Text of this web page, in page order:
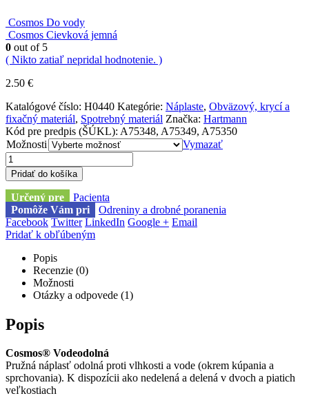
Cosmos Do vody
Cosmos Cievková jemná
0 out of 5
( Nikto zatiaľ nepridal hodnotenie. )
2.50 €
Katalógové číslo: H0440 Kategórie: Náplaste, Obväzový, krycí a
fixačný materiál, Spotrebný materiál Značka: Hartmann
Kód pre predpis (ŠÚKL): A75348, A75349, A75350
Možnosti
Vymazať
Pridať do košíka
Určený pre
Pacienta
Pomôže Vám pri
Odreniny a drobné poranenia
Facebook Twitter LinkedIn Google + Email
Pridať k obľúbeným
Popis
Recenzie (0)
Možnosti
Otázky a odpovede (1)
Popis
Cosmos® Vodeodolná
Pružná náplasť odolná proti vlhkosti a vode (okrem kúpania a
sprchovania). K dispozícii ako nedelená a delená v dvoch a piatich
veľkostiach